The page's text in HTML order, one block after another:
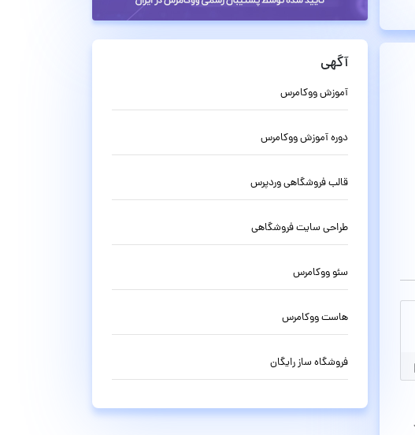
آگهی
آموزش ووکامرس
دوره آموزش ووکامرس
قالب فروشگاهی وردپرس
طراحی سایت فروشگاهی
سئو ووکامرس
هاست ووکامرس
فروشگاه ساز رایگان